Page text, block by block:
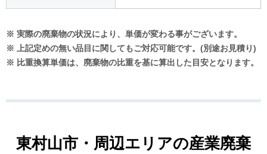
※ 実際の廃棄物の状況により、単価が変わる事がございます。
※ 上記定めの無い品目に関してもご対応可能です。(別途お見積り)
※ 比重換算単価は、廃棄物の比重を基に算出した目安となります。
東村山市・周辺エリアの産業廃棄